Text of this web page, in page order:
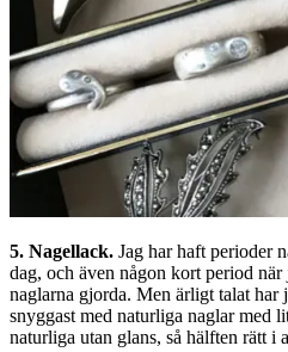
5. Nagellack. Jag har haft perioder
dag, och även någon kort period
naglarna gjorda. Men ärligt talat har
snyggast med naturliga naglar med
naturliga utan glans, så hälften rätt i